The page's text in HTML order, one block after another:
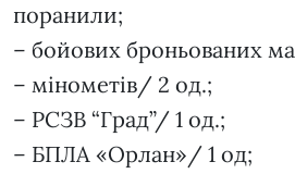
поранили;
– бойових броньованих
– мінометів/ 2 од.;
– РСЗВ “Град”/ 1 од.;
– БПЛА «Орлан»/ 1 од;